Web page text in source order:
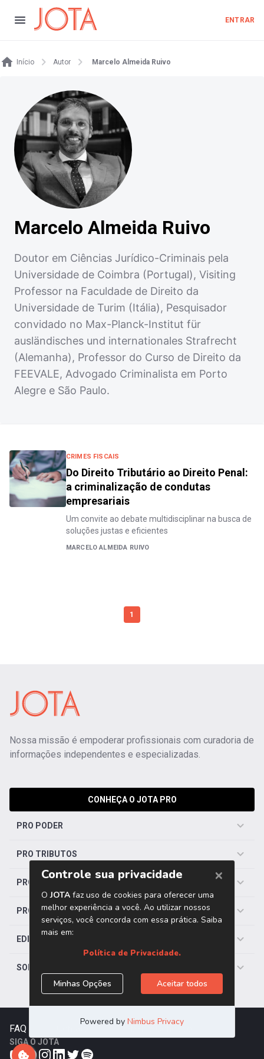
ENTRAR
Início Autor Marcelo Almeida Ruivo
Marcelo Almeida Ruivo
Doutor em Ciências Jurídico-Criminais pela
Universidade de Coimbra (Portugal), Visiting
Professor na Faculdade de Direito da
Universidade de Turim (Itália), Pesquisador
convidado no Max-Planck-Institut für
ausländisches und internationales Strafrecht
(Alemanha), Professor do Curso de Direito da
FEEVALE, Advogado Criminalista em Porto
Alegre e São Paulo.
CRIMES FISCAIS
Do Direito Tributário ao Direito Penal:
a criminalização de condutas
empresariais
Um convite ao debate multidisciplinar na busca de
soluções justas e eficientes
MARCELO ALMEIDA RUIVO
1
Nossa missão é empoderar profissionais com curadoria de
informações independentes e especializadas.
CONHEÇA O JOTA PRO
PRO PODER
PRO TRIBUTOS
PRO TRABALHISTA
PRO SAÚDE
EDITORIAS
SOBRE O JOTA
FAQ Trabalhe Conosco
SIGA O JOTA